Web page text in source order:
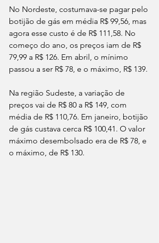
No Nordeste, costumava-se pagar pelo
botijão de gás em média R$ 99,56, mas
agora esse custo é de R$ 111,58. No
começo do ano, os preços iam de R$
79,99 a R$ 126. Em abril, o mínimo
passou a ser R$ 78, e o máximo, R$ 139.
Na região Sudeste, a variação de
preços vai de R$ 80 a R$ 149, com
média de R$ 110,76. Em janeiro, botijão
de gás custava cerca R$ 100,41. O valor
máximo desembolsado era de R$ 78, e
o máximo, de R$ 130.